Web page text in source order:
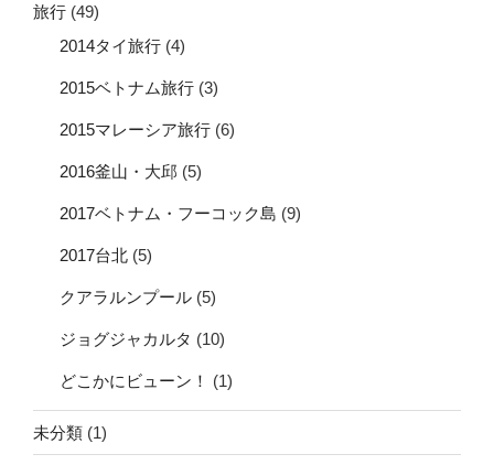
旅行 (49)
2014タイ旅行 (4)
2015ベトナム旅行 (3)
2015マレーシア旅行 (6)
2016釜山・大邱 (5)
2017ベトナム・フーコック島 (9)
2017台北 (5)
クアラルンプール (5)
ジョグジャカルタ (10)
どこかにビューン！ (1)
未分類 (1)